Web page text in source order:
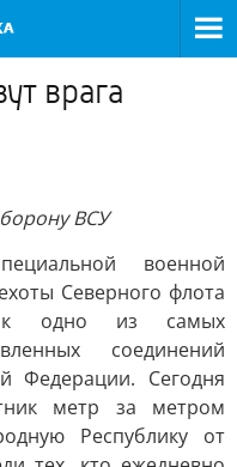
врага
ВСУ
военной
Северного флота
одно из самых
соединений
Федерации. Сегодня
метр за метром
Республику от